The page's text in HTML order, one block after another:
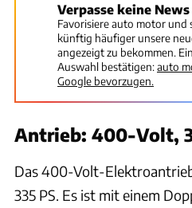
Verpasse keine
Favorisiere auto motor und
künftig häufiger unsere
angezeigt zu bekommen.
Auswahl bestätigen:auto
Google bevorzugen.
Antrieb: 400-Volt,
Das 400-Volt-
335 PS. Es ist mit einem